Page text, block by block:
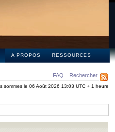
A PROPOS RESSOURCES
FAQ Rechercher
sommes le 06 Août 2026 13:03 UTC + 1 heure